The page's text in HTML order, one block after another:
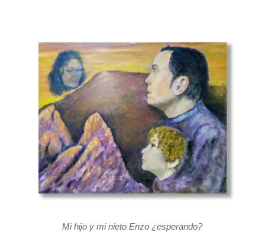
Mi hijo y mi nieto Enzo ¿esperando?